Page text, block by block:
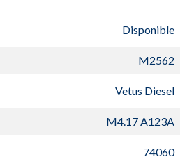
Disponible
M2562
Vetus Diesel
M4.17 A123A
74060